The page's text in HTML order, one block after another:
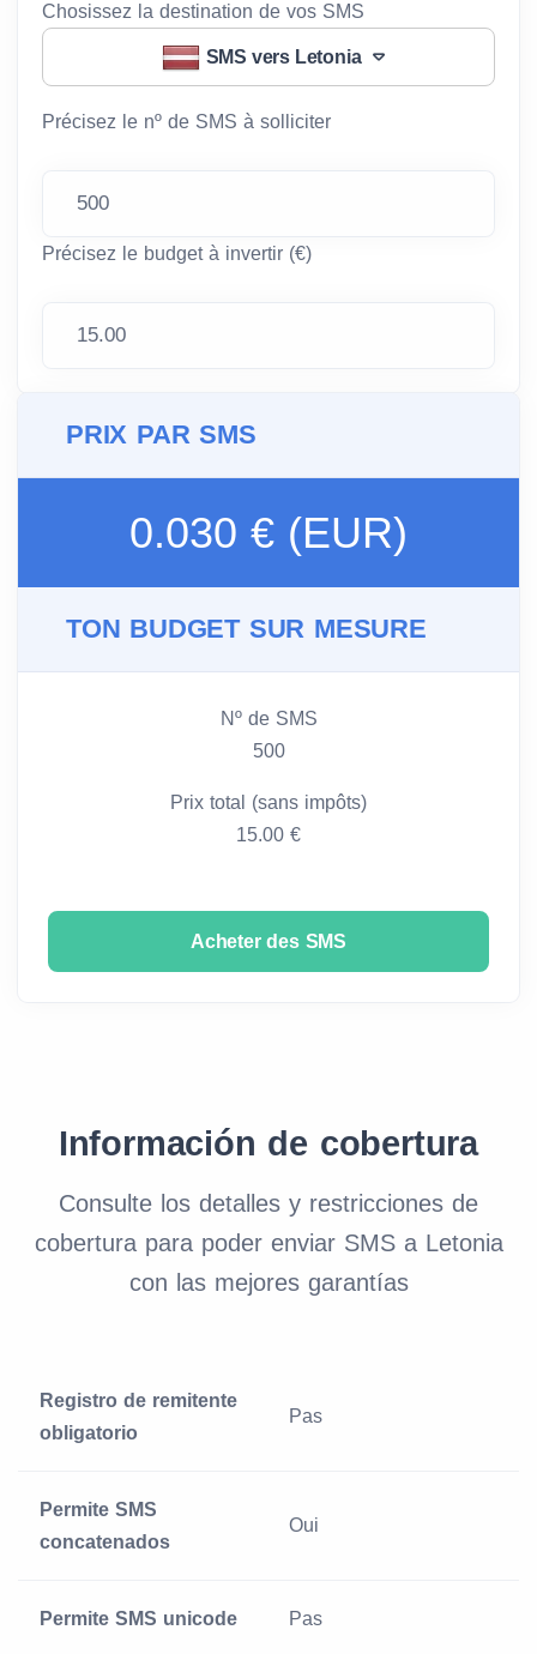
Chosissez la destination de vos SMS
SMS vers Letonia
Précisez le nº de SMS à solliciter
Précisez le budget à invertir (€)
PRIX PAR SMS
0.030 € (EUR)
TON BUDGET SUR MESURE
Nº de SMS
500
Prix total (sans impôts)
15.00 €
Acheter des SMS
Información de cobertura
Consulte los detalles y restricciones de
cobertura para poder enviar SMS a Letonia
con las mejores garantías
Registro de remitente
obligatorio
Pas
Permite SMS
concatenados
Oui
Permite SMS unicode Pas